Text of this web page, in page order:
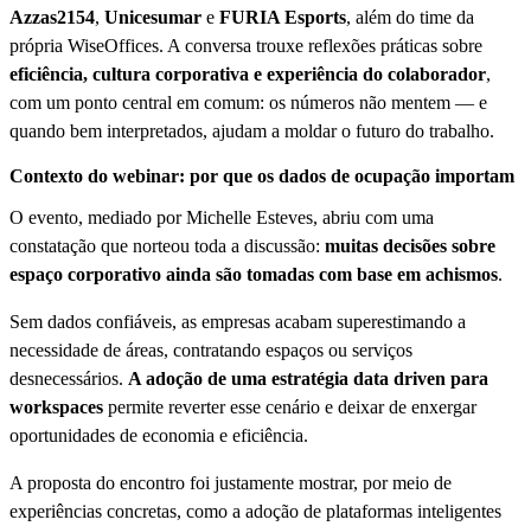
Azzas2154, Unicesumar e FURIA Esports, além do time da
própria WiseOffices. A conversa trouxe reflexões práticas sobre
eficiência, cultura corporativa e experiência do colaborador,
com um ponto central em comum: os números não mentem — e
quando bem interpretados, ajudam a moldar o futuro do trabalho.
Contexto do webinar: por que os dados de ocupação importam
O evento, mediado por Michelle Esteves, abriu com uma
constatação que norteou toda a discussão: muitas decisões sobre
espaço corporativo ainda são tomadas com base em achismos.
Sem dados confiáveis, as empresas acabam superestimando a
necessidade de áreas, contratando espaços ou serviços
desnecessários. A adoção de uma estratégia data driven para
workspaces permite reverter esse cenário e deixar de enxergar
oportunidades de economia e eficiência.
A proposta do encontro foi justamente mostrar, por meio de
experiências concretas, como a adoção de plataformas inteligentes